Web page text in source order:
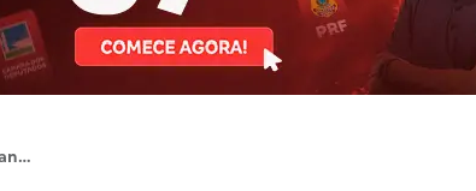
Representantes da OAB se reúnem para debater novas normas disciplinares